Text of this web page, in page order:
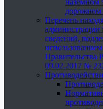
наземном
дорожном
Перечень
администрации
сведений,
Правительства
09.02.2017 №